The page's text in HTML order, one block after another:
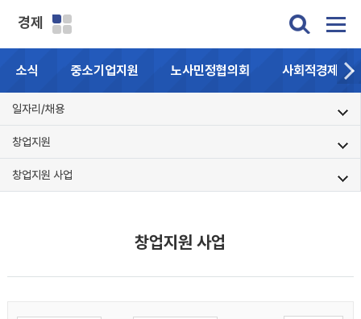
경제
소식 중소기업지원 노사민정협의회 사회적경제기업
일자리/채용
창업지원
창업지원 사업
창업지원 사업